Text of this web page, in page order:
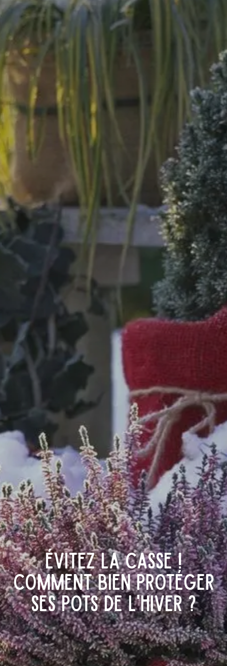
Évitez la casse !
Comment bien protéger
ses pots de l'hiver ?